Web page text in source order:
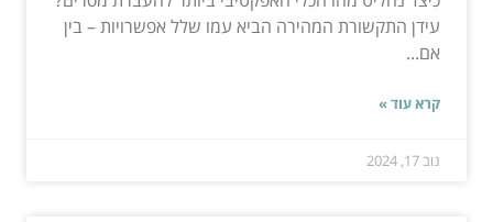
עידן התקשורת המהירה הביא עמו שלל אפשרויות – בין
אם...
קרא עוד »
נוב 17, 2024